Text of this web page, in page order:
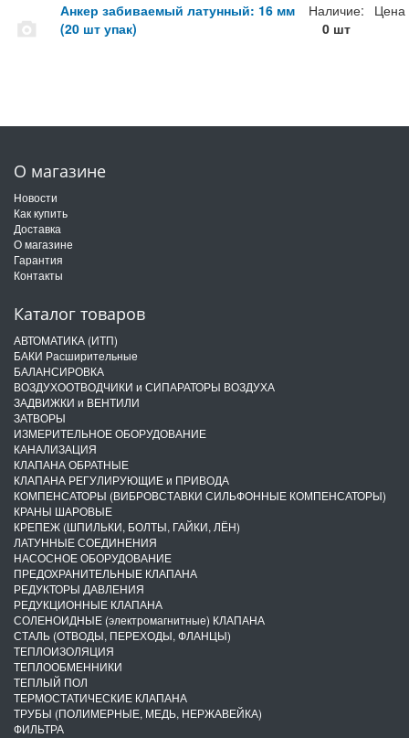
Анкер забиваемый латунный: 16 мм
(20 шт упак)
Наличие:
0 шт
Цена
О магазине
Новости
Как купить
Доставка
О магазине
Гарантия
Контакты
Каталог товаров
АВТОМАТИКА (ИТП)
БАКИ Расширительные
БАЛАНСИРОВКА
ВОЗДУХООТВОДЧИКИ и СИПАРАТОРЫ ВОЗДУХА
ЗАДВИЖКИ и ВЕНТИЛИ
ЗАТВОРЫ
ИЗМЕРИТЕЛЬНОЕ ОБОРУДОВАНИЕ
КАНАЛИЗАЦИЯ
КЛАПАНА ОБРАТНЫЕ
КЛАПАНА РЕГУЛИРУЮЩИЕ и ПРИВОДА
КОМПЕНСАТОРЫ (ВИБРОВСТАВКИ СИЛЬФОННЫЕ КОМПЕНСАТОРЫ)
КРАНЫ ШАРОВЫЕ
КРЕПЕЖ (ШПИЛЬКИ, БОЛТЫ, ГАЙКИ, ЛЁН)
ЛАТУННЫЕ СОЕДИНЕНИЯ
НАСОСНОЕ ОБОРУДОВАНИЕ
ПРЕДОХРАНИТЕЛЬНЫЕ КЛАПАНА
РЕДУКТОРЫ ДАВЛЕНИЯ
РЕДУКЦИОННЫЕ КЛАПАНА
СОЛЕНОИДНЫЕ (электромагнитные) КЛАПАНА
СТАЛЬ (ОТВОДЫ, ПЕРЕХОДЫ, ФЛАНЦЫ)
ТЕПЛОИЗОЛЯЦИЯ
ТЕПЛООБМЕННИКИ
ТЕПЛЫЙ ПОЛ
ТЕРМОСТАТИЧЕСКИЕ КЛАПАНА
ТРУБЫ (ПОЛИМЕРНЫЕ, МЕДЬ, НЕРЖАВЕЙКА)
ФИЛЬТРА